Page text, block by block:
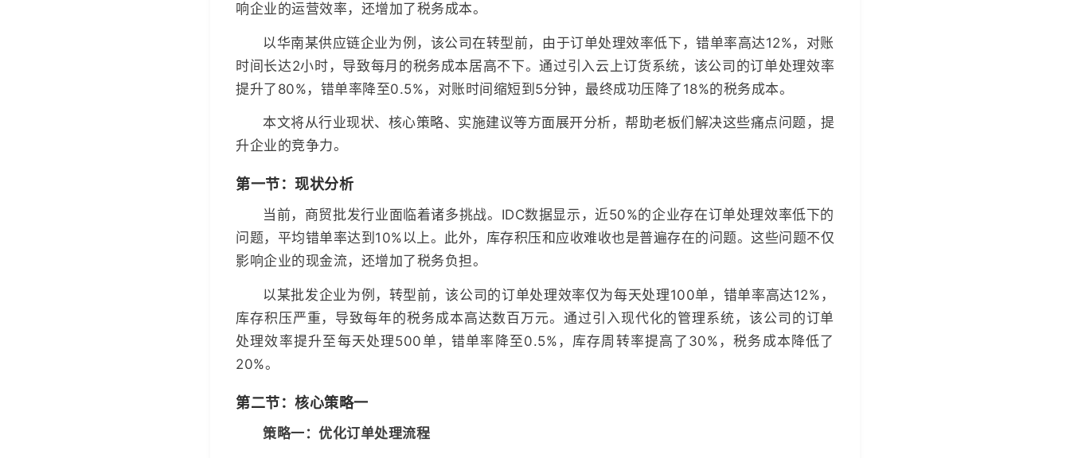
响企业的运营效率，还增加了税务成本。
以华南某供应链企业为例，该公司在转型前，由于订单处理效率低下，错单率高达12%，对账
时间长达2小时，导致每月的税务成本居高不下。通过引入云上订货系统，该公司的订单处理效率
提升了80%，错单率降至0.5%，对账时间缩短到5分钟，最终成功压降了18%的税务成本。
本文将从行业现状、核心策略、实施建议等方面展开分析，帮助老板们解决这些痛点问题，提
升企业的竞争力。
第一节：现状分析
当前，商贸批发行业面临着诸多挑战。IDC数据显示，近50%的企业存在订单处理效率低下的
问题，平均错单率达到10%以上。此外，库存积压和应收难收也是普遍存在的问题。这些问题不仅
影响企业的现金流，还增加了税务负担。
以某批发企业为例，转型前，该公司的订单处理效率仅为每天处理100单，错单率高达12%，
库存积压严重，导致每年的税务成本高达数百万元。通过引入现代化的管理系统，该公司的订单
处理效率提升至每天处理500单，错单率降至0.5%，库存周转率提高了30%，税务成本降低了
20%。
第二节：核心策略一
策略一：优化订单处理流程